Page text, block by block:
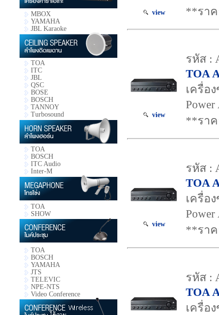
MBOX
YAMAHA
JBL Karaoke
TOA
ITC
JBL
QSC
BOSE
BOSCH
TANNOY
Turbosound
TOA
BOSCH
ITC Audio
Inter-M
TOA
SHOW
TOA
BOSCH
YAMAHA
JTS
TELEVIC
NPE-NTS
Video Conference
view
**รา
view
รหัส :
TOA
เครื่อ
**รา
view
รหัส :
TOA
เครื่อ
**รา
รหัส :
TOA
เครื่อ